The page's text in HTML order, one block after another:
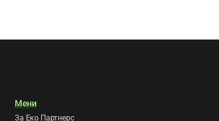
Мени
За Еко Партнерс